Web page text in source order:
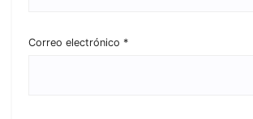
Correo electrónico *